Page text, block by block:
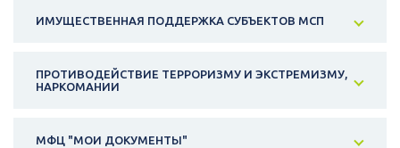
ИМУЩЕСТВЕННАЯ ПОДДЕРЖКА СУБЪЕКТОВ МСП
ПРОТИВОДЕЙСТВИЕ ТЕРРОРИЗМУ И ЭКСТРЕМИЗМУ,
НАРКОМАНИИ
МФЦ "МОИ ДОКУМЕНТЫ"